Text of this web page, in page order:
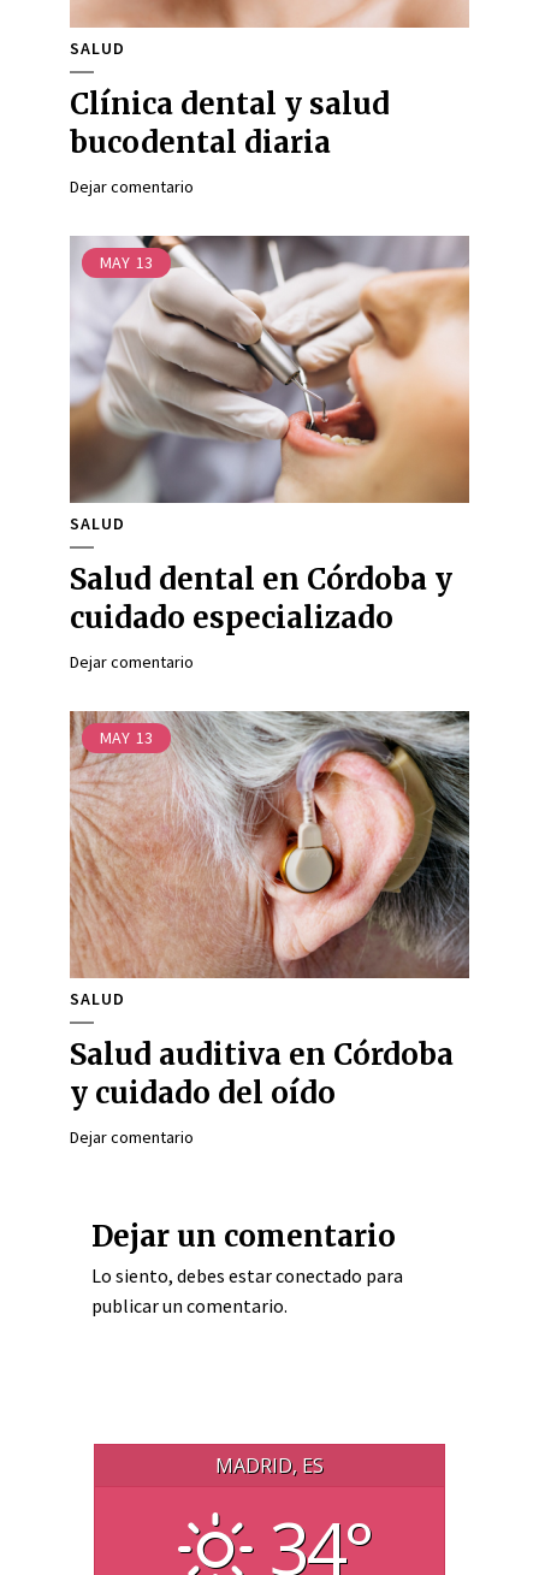
SALUD
Clínica dental y salud
bucodental diaria
Dejar comentario
MAY 13
SALUD
Salud dental en Córdoba y
cuidado especializado
Dejar comentario
MAY 13
SALUD
Salud auditiva en Córdoba
y cuidado del oído
Dejar comentario
Dejar un comentario
Lo siento, debes estarconectado para
publicar un comentario.
MADRID, ES
34°